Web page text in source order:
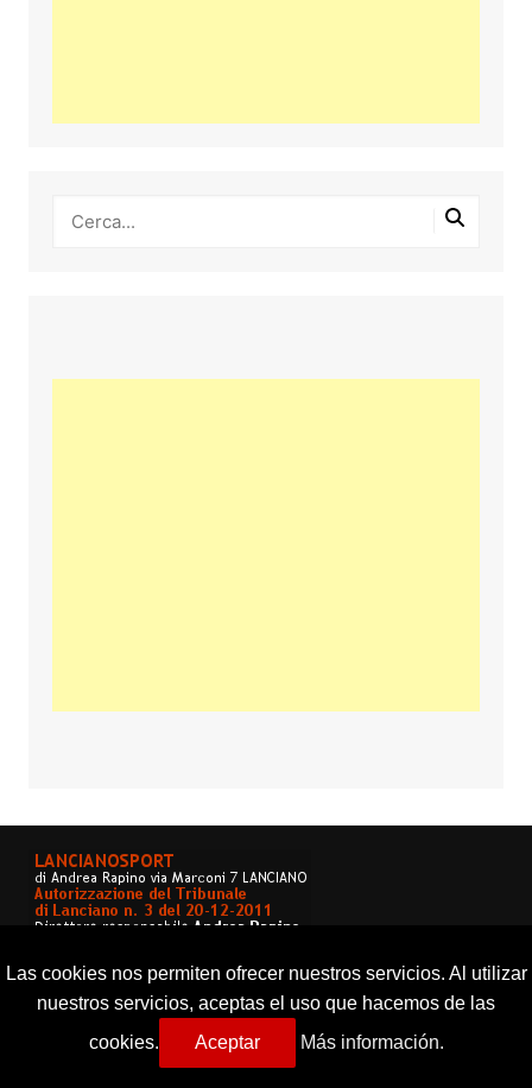
Copyright © 2026 Lancianosport. Tutti i diritti riservati.
Las cookies nos permiten ofrecer nuestros servicios. Al utilizar
nuestros servicios, aceptas el uso que hacemos de las
cookies.
Aceptar Más información.